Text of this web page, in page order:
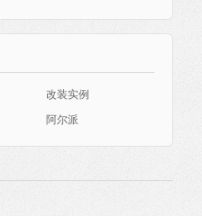
改装实例
阿尔派